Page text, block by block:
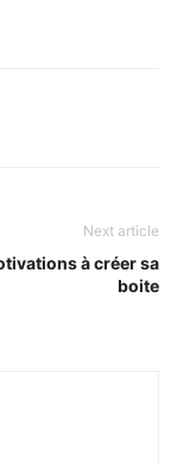
Next article
à créer sa
boite